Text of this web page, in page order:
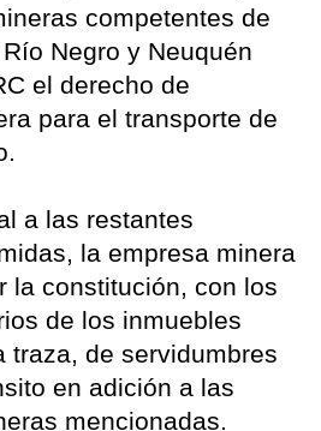
competentes de
Negro y Neuquén
el derecho de
para el transporte de
a las restantes
la empresa minera
la constitución, con los
de los inmuebles
traza, de servidumbres
en adición a las
mencionadas.